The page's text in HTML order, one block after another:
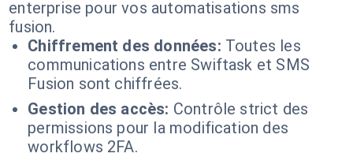
enterprise pour vos automatisations sms
fusion.
Chiffrement des données: Toutes les
communications entre Swiftask et SMS
Fusion sont chiffrées.
Gestion des accès: Contrôle strict des
permissions pour la modification des
workflows 2FA.